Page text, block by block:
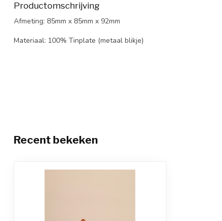
Productomschrijving
Afmeting: 85mm x 85mm x 92mm
Materiaal: 100% Tinplate (metaal blikje)
Recent bekeken